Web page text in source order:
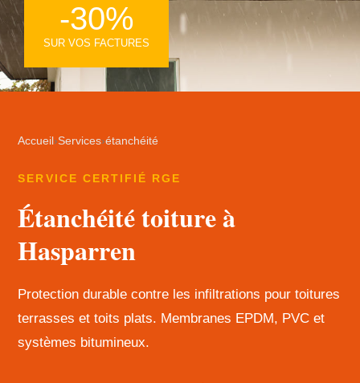
Accueil ›Services›étanchéité
SERVICE CERTIFIÉ RGE
Étanchéité toiture à
Hasparren
Protection durable contre les infiltrations pour toitures
terrasses et toits plats. Membranes EPDM, PVC et
systèmes bitumineux.
-30%
SUR VOS FACTURES